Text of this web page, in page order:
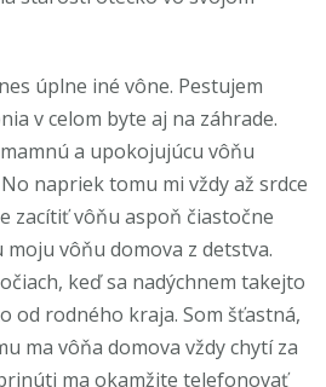
úplne iné vône. Pestujem
v celom byte aj na záhrade.
a upokojujúcu vôňu
napriek tomu mi vždy až srdce
zacítiť vôňu aspoň čiastočne
vôňu domova z detstva.
keď sa nadýchnem takejto
od rodného kraja. Som šťastná,
ma vôňa domova vždy chytí za
ma okamžite telefonovať